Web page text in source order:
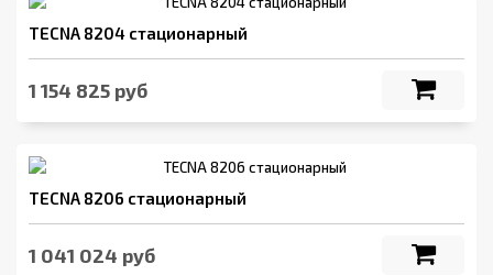
TECNA 8204 стационарный
1 154 825 руб
TECNA 8206 стационарный
1 041 024 руб